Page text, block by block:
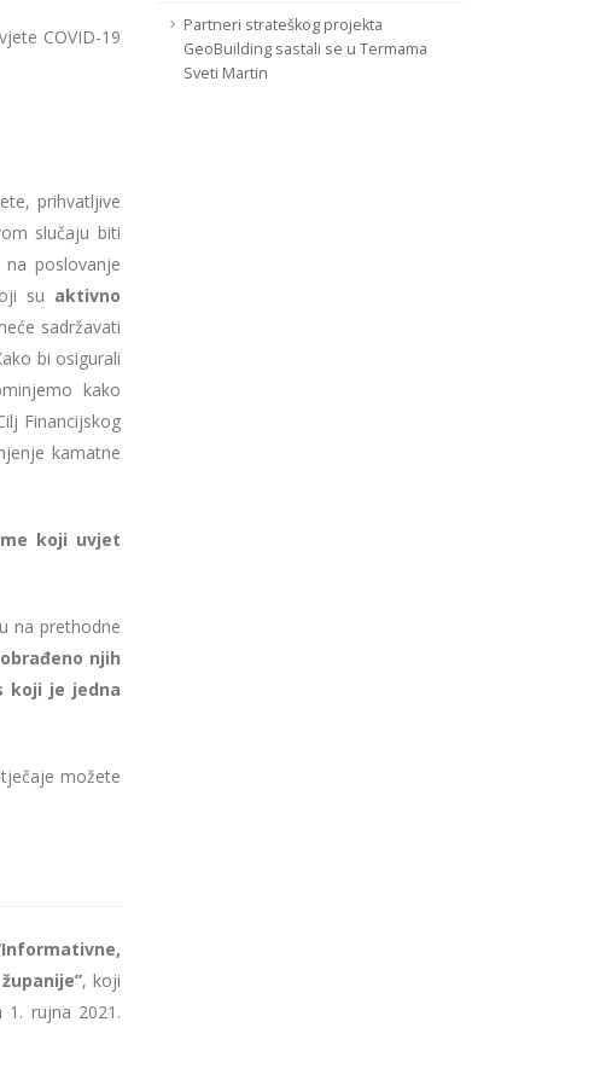
COVID-19
prihvatljive
slučaju biti
poslovanje
su aktivno
sadržavati
bi osigurali
kako
Financijskog
kamatne
koji uvjet
na prethodne
obrađeno njih
koji je jedna
možete
, koji
1. rujna 2021.
Partneri strateškog projekta
GeoBuilding sastali se u Termama
Sveti Martin